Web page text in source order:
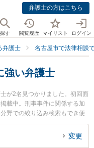
弁護士の方はこちら
探す 閲覧履歴 マイリスト ログイン
弁護士 名古屋市で法律相談
強い弁護士
が2名見つかりました。初回面
載中。刑事事件に関係する加
野での絞り込み検索もでき便
や弁護士法人名古屋北法律事
ル情報や弁護士費用、強みな
変更